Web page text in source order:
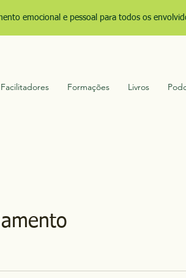
emocional e pessoal para todos os
Facilitadores Formações Livros